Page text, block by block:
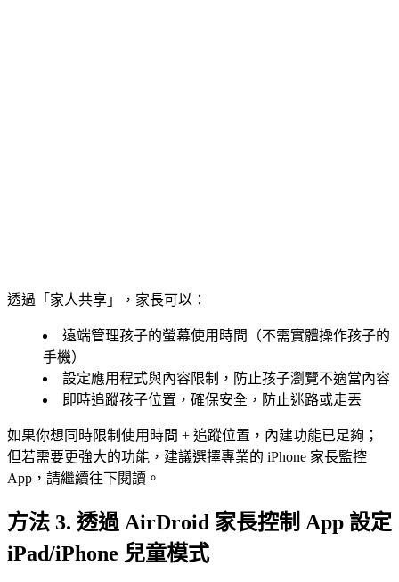
透過「家人共享」，家長可以：
遠端管理孩子的螢幕使用時間（不需實體操作孩子的
手機）
設定應用程式與內容限制，防止孩子瀏覽不適當內容
即時追蹤孩子位置，確保安全，防止迷路或走丟
如果你想同時限制使用時間 + 追蹤位置，內建功能已足夠；
但若需要更強大的功能，建議選擇專業的 iPhone 家長監控
App，請繼續往下閱讀。
方法 3. 透過 AirDroid 家長控制 App 設定
iPad/iPhone 兒童模式